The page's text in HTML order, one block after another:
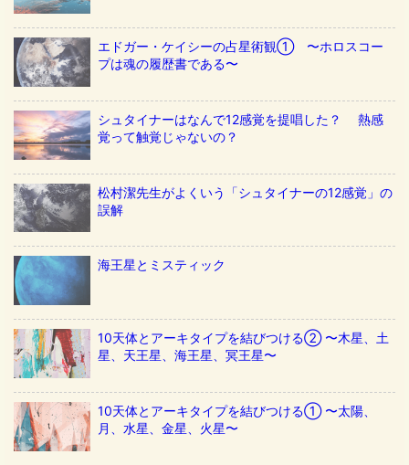
エドガー・ケイシーの占星術観① 〜ホロスコー
プは魂の履歴書である〜
シュタイナーはなんで12感覚を提唱した？ 熱感
覚って触覚じゃないの？
松村潔先生がよくいう「シュタイナーの12感覚」の
誤解
海王星とミスティック
10天体とアーキタイプを結びつける② 〜木星、土
星、天王星、海王星、冥王星〜
10天体とアーキタイプを結びつける① 〜太陽、
月、水星、金星、火星〜